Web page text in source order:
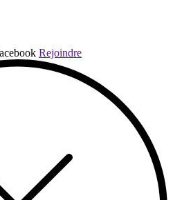
Rejoindre